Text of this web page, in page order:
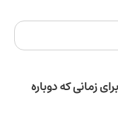
که دوباره